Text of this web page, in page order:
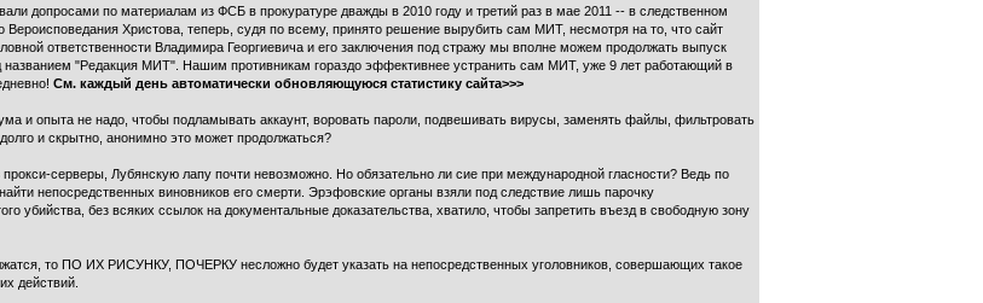
допросами по материалам из ФСБ в прокуратуре дважды в 2010 году и третий раз в мае 2011 -- в следственном
Христова, теперь, судя по всему, принято решение вырубить сам МИТ, несмотря на то, что сайт
ответственности Владимира Георгиевича и его заключения под стражу мы вполне можем продолжать выпуск
"Редакция МИТ". Нашим противникам гораздо эффективнее устранить сам МИТ, уже 9 лет работающий в
См. каждый день автоматически обновляющуюся статистику сайта>>>
и опыта не надо, чтобы подламывать аккаунт, воровать пароли, подвешивать вирусы, заменять файлы, фильтровать
и скрытно, анонимно это может продолжаться?
серверы, Лубянскую лапу почти невозможно. Но обязательно ли сие при международной гласности? Ведь по
непосредственных виновников его смерти. Эрэфовские органы взяли под следствие лишь парочку
без всяких ссылок на документальные доказательства, хватило, чтобы запретить въезд в свободную зону
то ПО ИХ РИСУНКУ, ПОЧЕРКУ несложно будет указать на непосредственных уголовников, совершающих такое
действий.